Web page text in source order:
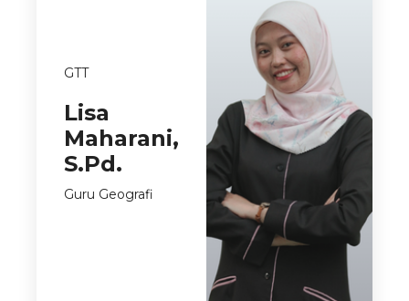
GTT
Lisa
Maharani,
S.Pd.
Guru Geografi